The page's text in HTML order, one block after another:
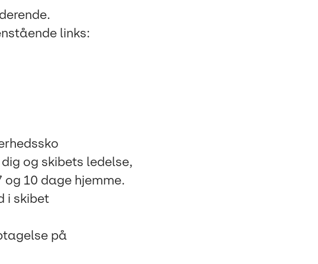
links:
og skibets ledelse,
og 10 dage hjemme.
i skibet
på